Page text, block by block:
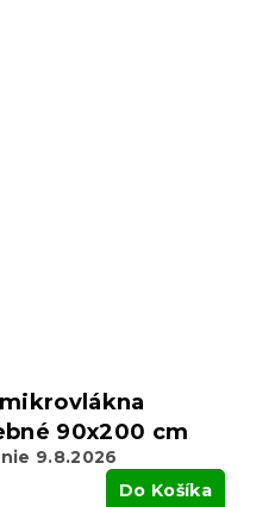
90x200 cm
9.8.2026
Do Košíka